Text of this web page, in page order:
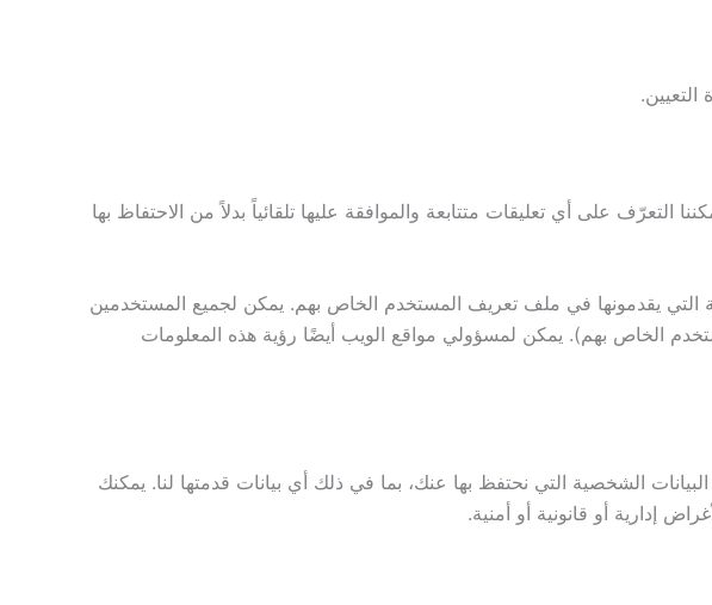
التعرّف على أي تعليقات متتابعة والموافقة عليها تلقائياً بدلاً من الاحتفاظ بها
التي يقدمونها في ملف تعريف المستخدم الخاص بهم. يمكن لجميع المستخدمين
الخاص بهم). يمكن لمسؤولي مواقع الويب أيضًا رؤية هذه المعلومات
الشخصية التي نحتفظ بها عنك، بما في ذلك أي بيانات قدمتها لنا. يمكنك
إدارية أو قانونية أو أمنية.